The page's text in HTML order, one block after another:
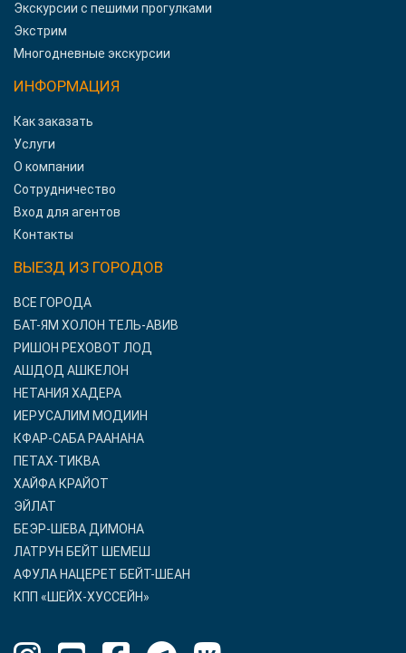
Экскурсии с пешими прогулками
Экстрим
Многодневные экскурсии
ИНФОРМАЦИЯ
Как заказать
Услуги
О компании
Сотрудничество
Вход для агентов
Контакты
ВЫЕЗД ИЗ ГОРОДОВ
ВСЕ ГОРОДА
БАТ-ЯМ ХОЛОН ТЕЛЬ-АВИВ
РИШОН РЕХОВОТ ЛОД
АШДОД АШКЕЛОН
НЕТАНИЯ ХАДЕРА
ИЕРУСАЛИМ МОДИИН
КФАР-САБА РААНАНА
ПЕТАХ-ТИКВА
ХАЙФА КРАЙОТ
ЭЙЛАТ
БЕЭР-ШЕВА ДИМОНА
ЛАТРУН БЕЙТ ШЕМЕШ
АФУЛА НАЦЕРЕТ БЕЙТ-ШЕАН
КПП «ШЕЙХ-ХУССЕЙН»